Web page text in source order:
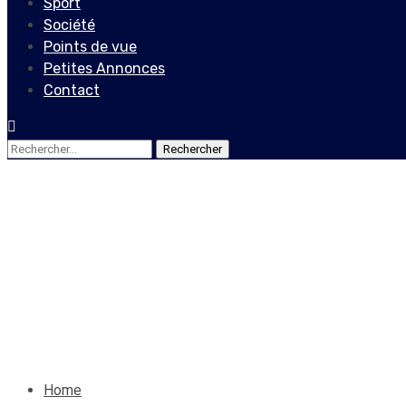
Société
Points de vue
Petites Annonces
Contact
Rechercher :
Home